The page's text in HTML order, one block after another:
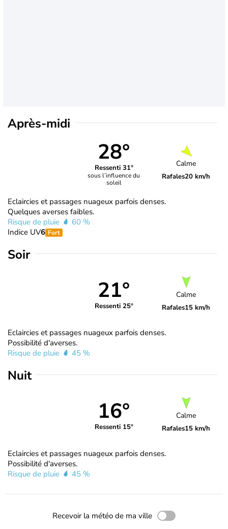
Après-midi
28°
Ressenti 31°
sous l’influence du
soleil
Calme
Rafales20 km/h
Eclaircies et passages nuageux parfois denses.
Quelques averses faibles.
Risque de pluie
60 %
Indice UV6 Fort
Soir
21°
Ressenti 25°
Calme
Rafales15 km/h
Eclaircies et passages nuageux parfois denses.
Possibilité d'averses.
Risque de pluie
45 %
Nuit
16°
Ressenti 15°
Calme
Rafales15 km/h
Eclaircies et passages nuageux parfois denses.
Possibilité d'averses.
Risque de pluie
45 %
Recevoir la météo de ma ville